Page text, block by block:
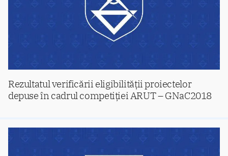
Rezultatul verificării eligibilității proiectelor
depuse în cadrul competiției ARUT – GNaC2018